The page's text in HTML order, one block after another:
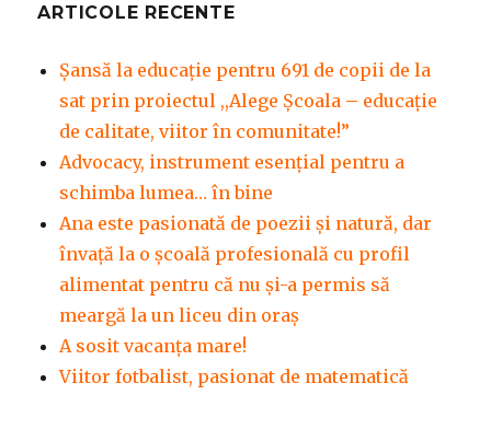
ARTICOLE RECENTE
Șansă la educație pentru 691 de copii de la
sat prin proiectul ,,Alege Școala – educație
de calitate, viitor în comunitate!”
Advocacy, instrument esenţial pentru a
schimba lumea… în bine
Ana este pasionată de poezii și natură, dar
învață la o școală profesională cu profil
alimentat pentru că nu și-a permis să
meargă la un liceu din oraș
A sosit vacanța mare!
Viitor fotbalist, pasionat de matematică